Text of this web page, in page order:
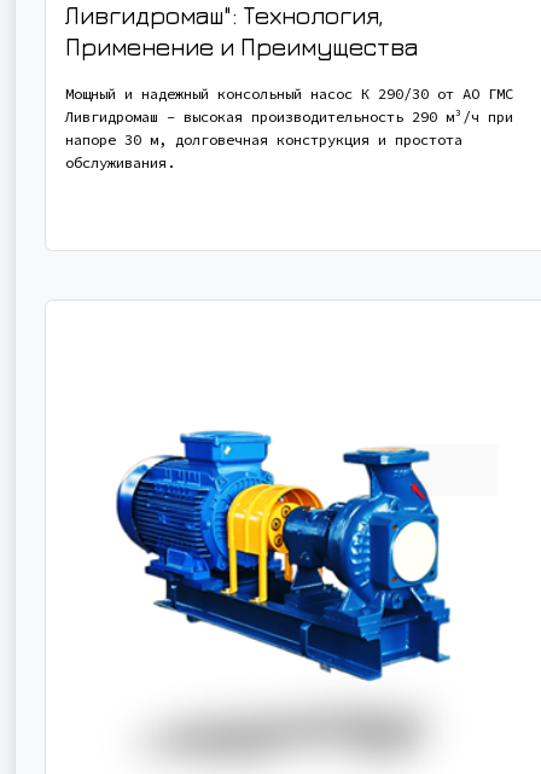
Ливгидромаш": Технология,
Применение и Преимущества
Мощный и надежный консольный насос К 290/30 от АО ГМС
Ливгидромаш - высокая производительность 290 м³/ч при
напоре 30 м, долговечная конструкция и простота
обслуживания.